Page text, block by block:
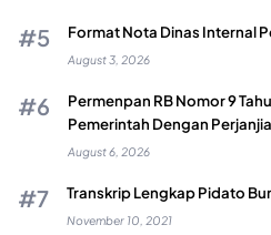
Format Nota Dinas Internal
August 3, 2026
Permenpan RB Nomor 9
Pemerintah Dengan
August 6, 2026
Transkrip Lengkap Pidato
November 10, 2021